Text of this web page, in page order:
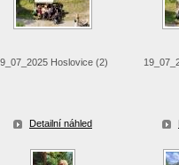
Hoslovice (2)
Detailní náhled